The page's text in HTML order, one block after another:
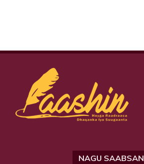
NAGU SAABSAN